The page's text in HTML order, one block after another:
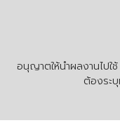
อนุญาตให้นำผลงานไปใ
ต้องระบุ